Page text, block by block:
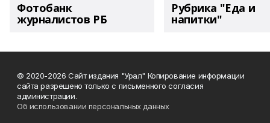
Фотобанк
журналистов РБ
Рубрика "Еда и
напитки"
© 2020-2026 Сайт издания "Урал" Копирование информации
сайта разрешено только с письменного согласия
администрации.
Об использовании персональных данных